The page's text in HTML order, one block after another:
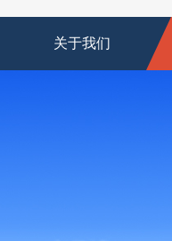
关于我们